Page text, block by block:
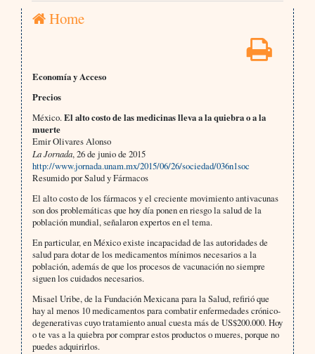
Home
Economía y Acceso
Precios
México.El alto costo de las medicinas lleva a la quiebra o a la
muerte
Emir Olivares Alonso
La Jornada, 26 de junio de 2015
http://www.jornada.unam.mx/2015/06/26/sociedad/036n1soc
Resumido por Salud y Fármacos
El alto costo de los fármacos y el creciente movimiento antivacunas
son dos problemáticas que hoy día ponen en riesgo la salud de la
población mundial, señalaron expertos en el tema.
En particular, en México existe incapacidad de las autoridades de
salud para dotar de los medicamentos mínimos necesarios a la
población, además de que los procesos de vacunación no siempre
siguen los cuidados necesarios.
Misael Uribe, de la Fundación Mexicana para la Salud, refirió que
hay al menos 10 medicamentos para combatir enfermedades crónico-
degenerativas cuyo tratamiento anual cuesta más de US$200.000. Hoy
o te vas a la quiebra por comprar estos productos o mueres, porque no
puedes adquirirlos.